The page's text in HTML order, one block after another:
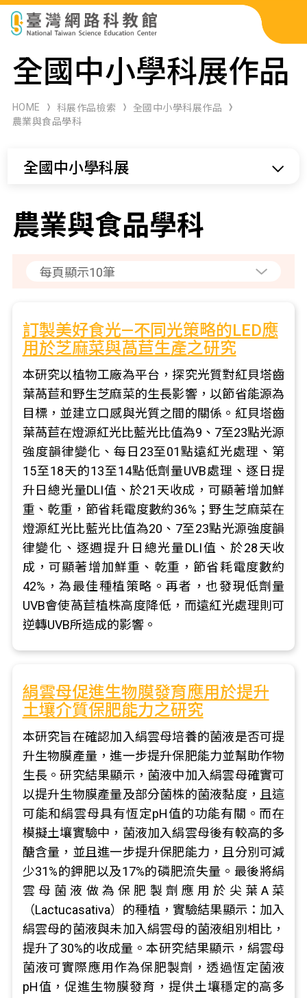
科展作品檢索
科學研習月刊
全國中小學科展作品
HOME 科展作品檢索
全國中小學科展作品
農業與食品學科
全國中小學科展
農業與食品學科
訂製美好食光—不同光策略的LED應
用於芝麻菜與萵苣生產之研究
本研究以植物工廠為平台，探究光質對紅貝塔齒
葉萵苣和野生芝麻菜的生長影響，以節省能源為
目標，並建立口感與光質之間的關係。紅貝塔齒
葉萵苣在燈源紅光比藍光比值為9、7至23點光源
強度韻律變化、每日23至01點遠紅光處理、第
15至18天的13至14點低劑量UVB處理、逐日提
升日總光量DLI值、於21天收成，可顯著增加鮮
重、乾重，節省耗電度數約36%；野生芝麻菜在
燈源紅光比藍光比值為20、7至23點光源強度韻
律變化、逐週提升日總光量DLI值、於28天收
成，可顯著增加鮮重、乾重，節省耗電度數約
42%，為最佳種植策略。再者，也發現低劑量
UVB會使萵苣植株高度降低，而遠紅光處理則可
逆轉UVB所造成的影響。
絹雲母促進生物膜發育應用於提升
土壤介質保肥能力之研究
本研究旨在確認加入絹雲母培養的菌液是否可提
升生物膜產量，進一步提升保肥能力並幫助作物
生長。研究結果顯示，菌液中加入絹雲母確實可
以提升生物膜產量及部分菌株的菌液黏度，且這
可能和絹雲母具有恆定pH值的功能有關。而在
模擬土壤實驗中，菌液加入絹雲母後有較高的多
醣含量，並且進一步提升保肥能力，且分別可減
少31%的鉀肥以及17%的磷肥流失量。最後將絹
雲母菌液做為保肥製劑應用於尖葉A菜
（Lactucasativa）的種植，實驗結果顯示：加入
絹雲母的菌液與未加入絹雲母的菌液組別相比，
提升了30%的收成量。本研究結果顯示，絹雲母
菌液可實際應用作為保肥製劑，透過恆定菌液
pH值，促進生物膜發育，提供土壤穩定的高多